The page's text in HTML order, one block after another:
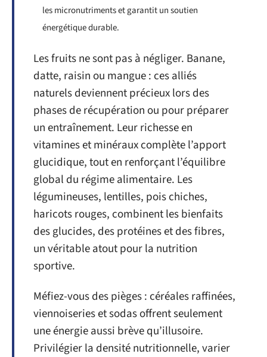
les micronutriments et garantit un soutien
énergétique durable.
Les fruits ne sont pas à négliger. Banane,
datte, raisin ou mangue : ces alliés
naturels deviennent précieux lors des
phases de récupération ou pour préparer
un entraînement. Leur richesse en
vitamines et minéraux complète l’apport
glucidique, tout en renforçant l’équilibre
global du régime alimentaire. Les
légumineuses, lentilles, pois chiches,
haricots rouges, combinent les bienfaits
des glucides, des protéines et des fibres,
un véritable atout pour la nutrition
sportive.
Méfiez-vous des pièges : céréales raffinées,
viennoiseries et sodas offrent seulement
une énergie aussi brève qu’illusoire.
Privilégier la densité nutritionnelle, varier